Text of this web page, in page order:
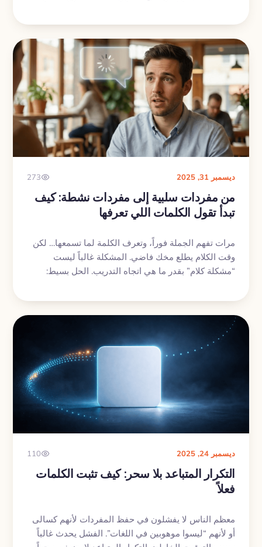
ديسمبر 31, 2025 273
من مفردات سلبية إلى مفردات نشطة: كيف
تبدأ تقول الكلمات اللي تعرفها
مرات تفهم الجملة فوراً، وتعرف الكلمة لما تسمعها… لكن
وقت الكلام يطلع مخك فاضي. المشكلة غالباً ليست
“مشكلة كلام” بقدر ما هي اتجاه التدريب. الحل بسيط:
الاستدعاء تلقائياً.
ديسمبر 24, 2025 110
التكرار المتباعد بلا سحر: كيف تثبت الكلمات
فعلاً
معظم الناس لا يفشلون في حفظ المفردات لأنهم كسالى
أو لأنهم “ليسوا موهوبين في اللغات”. الفشل يحدث غالباً